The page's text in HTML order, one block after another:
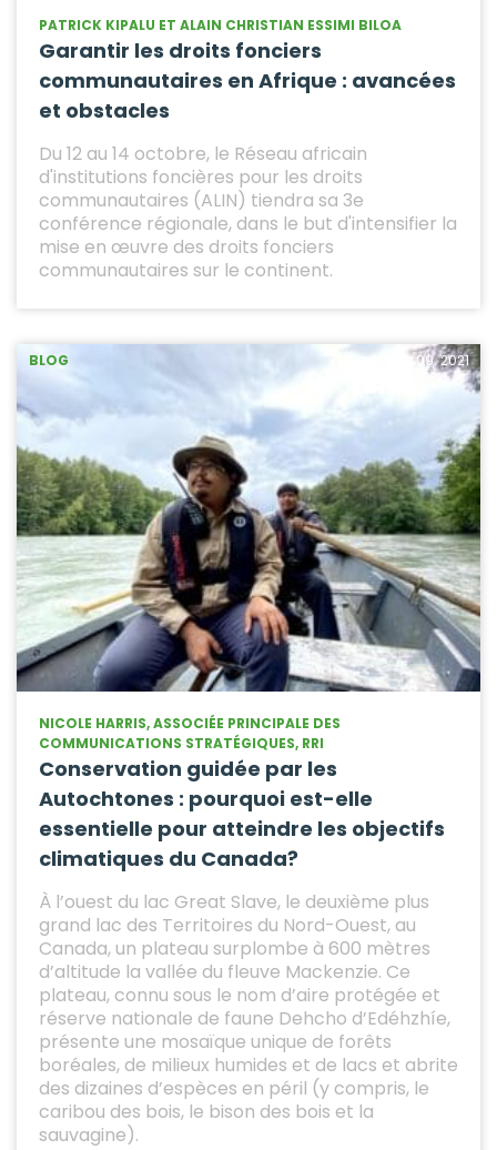
PATRICK KIPALU ET ALAIN CHRISTIAN ESSIMI BILOA
Garantir les droits fonciers
communautaires en Afrique : avancées
et obstacles
Du 12 au 14 octobre, le Réseau africain
d'institutions foncières pour les droits
communautaires (ALIN) tiendra sa 3e
conférence régionale, dans le but d'intensifier la
mise en œuvre des droits fonciers
communautaires sur le continent.
20 .09. 2021
NICOLE HARRIS, ASSOCIÉE PRINCIPALE DES
COMMUNICATIONS STRATÉGIQUES, RRI
BLOG
Conservation guidée par les
Autochtones : pourquoi est-elle
essentielle pour atteindre les objectifs
climatiques du Canada?
À l’ouest du lac Great Slave, le deuxième plus
grand lac des Territoires du Nord-Ouest, au
Canada, un plateau surplombe à 600 mètres
d’altitude la vallée du fleuve Mackenzie. Ce
plateau, connu sous le nom d’aire protégée et
réserve nationale de faune Dehcho d’Edéhzhíe,
présente une mosaïque unique de forêts
boréales, de milieux humides et de lacs et abrite
des dizaines d’espèces en péril (y compris, le
caribou des bois, le bison des bois et la
sauvagine).